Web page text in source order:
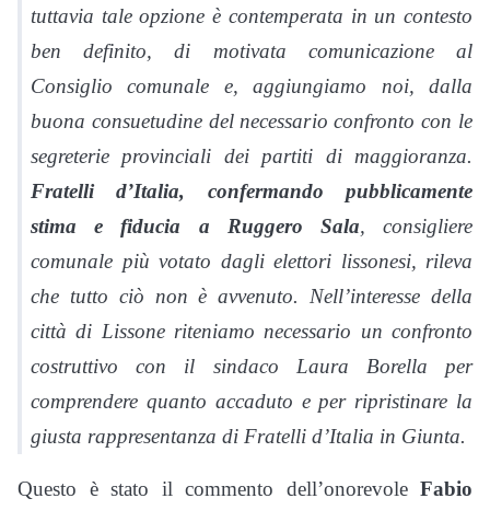
tuttavia tale opzione è contemperata in un contesto
ben definito, di motivata comunicazione al
Consiglio comunale e, aggiungiamo noi, dalla
buona consuetudine del necessario confronto con le
segreterie provinciali dei partiti di maggioranza.
Fratelli d’Italia, confermando pubblicamente
stima e fiducia a Ruggero Sala, consigliere
comunale più votato dagli elettori lissonesi, rileva
che tutto ciò non è avvenuto. Nell’interesse della
città di Lissone riteniamo necessario un confronto
costruttivo con il sindaco Laura Borella per
comprendere quanto accaduto e per ripristinare la
giusta rappresentanza di Fratelli d’Italia in Giunta.
Questo è stato il commento dell’onorevole Fabio